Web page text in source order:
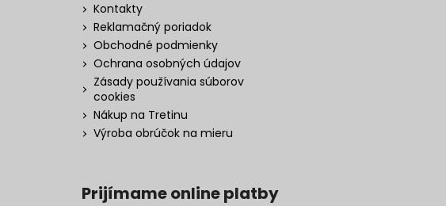
Kontakty
Reklamačný poriadok
Obchodné podmienky
Ochrana osobných údajov
Zásady používania súborov
cookies
Nákup na Tretinu
Výroba obrúčok na mieru
Prijímame online platby